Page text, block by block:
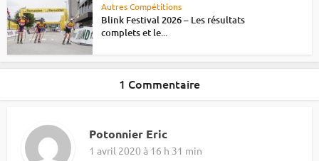
Autres Compétitions
Blink Festival 2026 – Les résultats
complets et le...
1 Commentaire
Potonnier Eric
1 avril 2020 à 16 h 31 min